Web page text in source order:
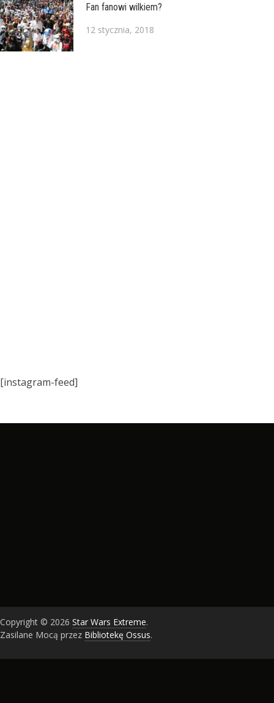
Fan fanowi wilkiem?
12 stycznia, 2018
[instagram-feed]
Copyright © 2026 Star Wars Extreme.
Zasilane Mocą przez Bibliotekę Ossus.